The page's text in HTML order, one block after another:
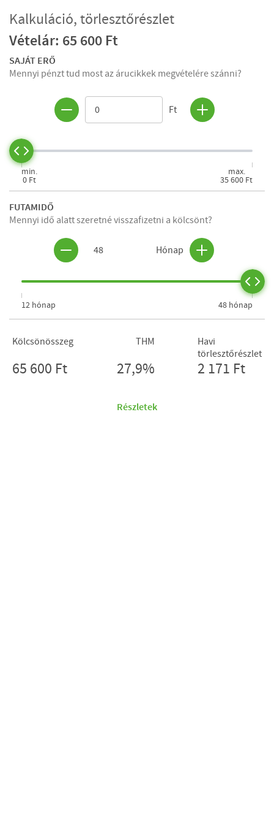
Kalkuláció, törlesztőrészlet
Vételár: 65 600 Ft
SAJÁT ERŐ
Mennyi pénzt tud most az árucikkek megvételére szánni?
Ft
min.
0 Ft
max.
35 600 Ft
FUTAMIDŐ
Mennyi idő alatt szeretné visszafizetni a kölcsönt?
48 Hónap
12 hónap 48 hónap
Kölcsönösszeg
65 600 Ft
THM
27,9%
Havi
törlesztőrészlet
2 171 Ft
Részletek